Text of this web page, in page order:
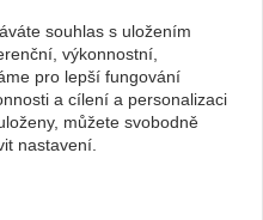
+420 123 456 789
souhlas s uložením
výkonnostní,
pro lepší fungování
a cílení a personalizaci
můžete svobodně
nastavení.